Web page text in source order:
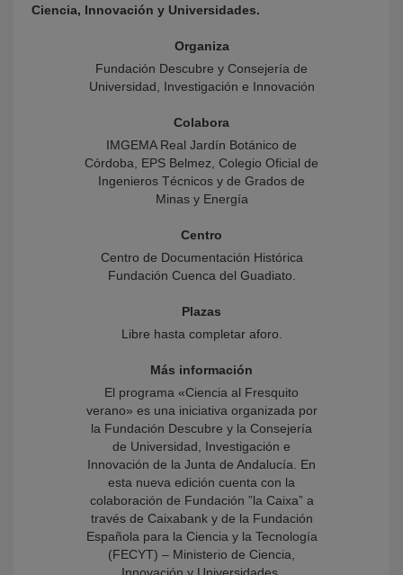
Ciencia, Innovación y Universidades.
Organiza
Fundación Descubre y Consejería de
Universidad, Investigación e Innovación
Colabora
IMGEMA Real Jardín Botánico de
Córdoba, EPS Belmez, Colegio Oficial de
Ingenieros Técnicos y de Grados de
Minas y Energía
Centro
Centro de Documentación Histórica
Fundación Cuenca del Guadiato.
Plazas
Libre hasta completar aforo.
Más información
El programa «Ciencia al Fresquito
verano» es una iniciativa organizada por
la Fundación Descubre y la Consejería
de Universidad, Investigación e
Innovación de la Junta de Andalucía. En
esta nueva edición cuenta con la
colaboración de Fundación ”la Caixa” a
través de Caixabank y de la Fundación
Española para la Ciencia y la Tecnología
(FECYT) – Ministerio de Ciencia,